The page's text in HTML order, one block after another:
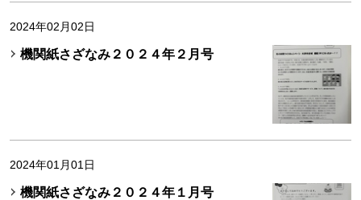
2024年02月02日
機関紙さざなみ２０２４年２月号
2024年01月01日
機関紙さざなみ２０２４年１月号